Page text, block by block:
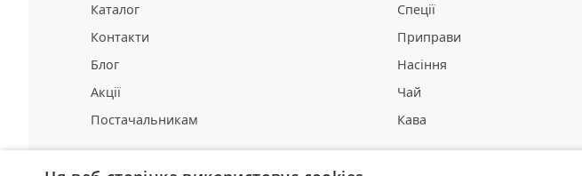
Каталог
Контакти
Блог
Акції
Постачальникам
Спеції
Приправи
Насіння
Чай
Кава